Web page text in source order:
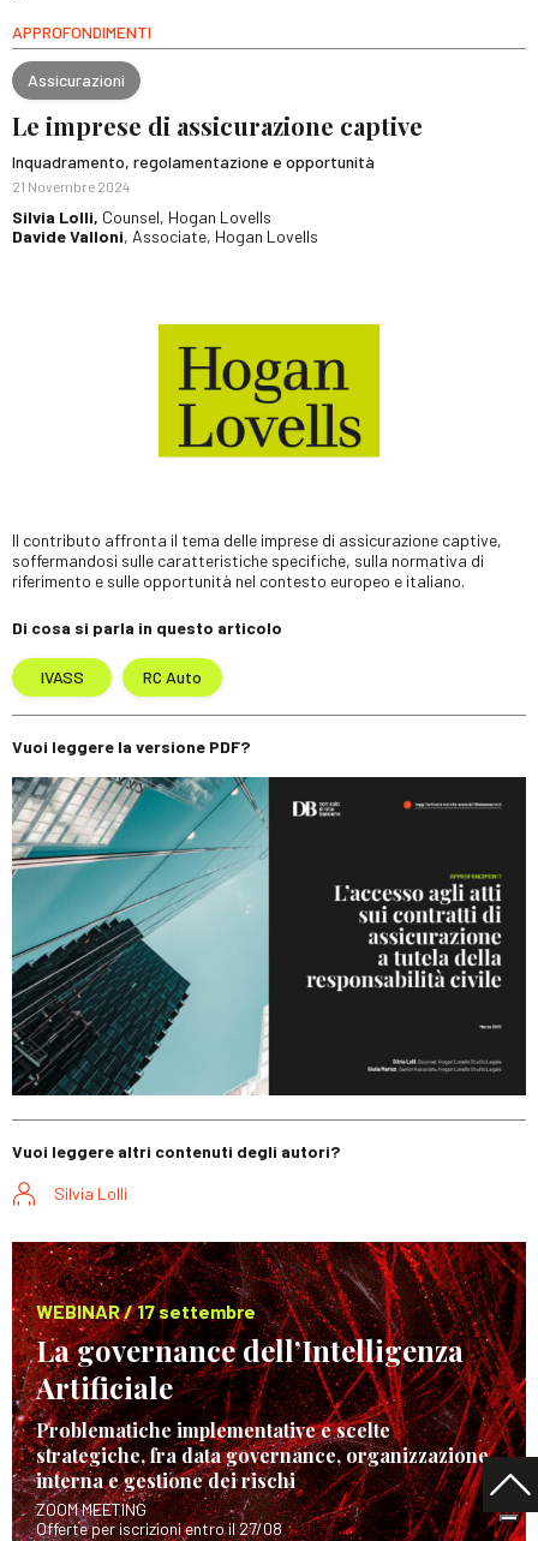
APPROFONDIMENTI
Assicurazioni
Le imprese di assicurazione captive
Inquadramento, regolamentazione e opportunità
21 Novembre 2024
Silvia Lolli, Counsel, Hogan Lovells
Davide Valloni, Associate, Hogan Lovells
Il contributo affronta il tema delle imprese di assicurazione captive,
soffermandosi sulle caratteristiche specifiche, sulla normativa di
riferimento e sulle opportunità nel contesto europeo e italiano.
Di cosa si parla in questo articolo
IVASS RC Auto
Vuoi leggere la versione PDF?
Vuoi leggere altri contenuti degli autori?
Silvia Lolli
WEBINAR / 17 settembre
La governance dell’Intelligenza
Artificiale
Problematiche implementative e scelte
strategiche, fra data governance, organizzazione
interna e gestione dei rischi
ZOOM MEETING
Offerte per iscrizioni entro il 27/08